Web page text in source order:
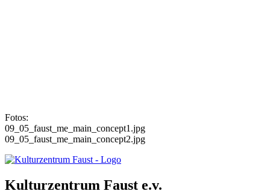
Fotos:
09_05_faust_me_main_concept1.jpg
09_05_faust_me_main_concept2.jpg
Kulturzentrum Faust e.v.